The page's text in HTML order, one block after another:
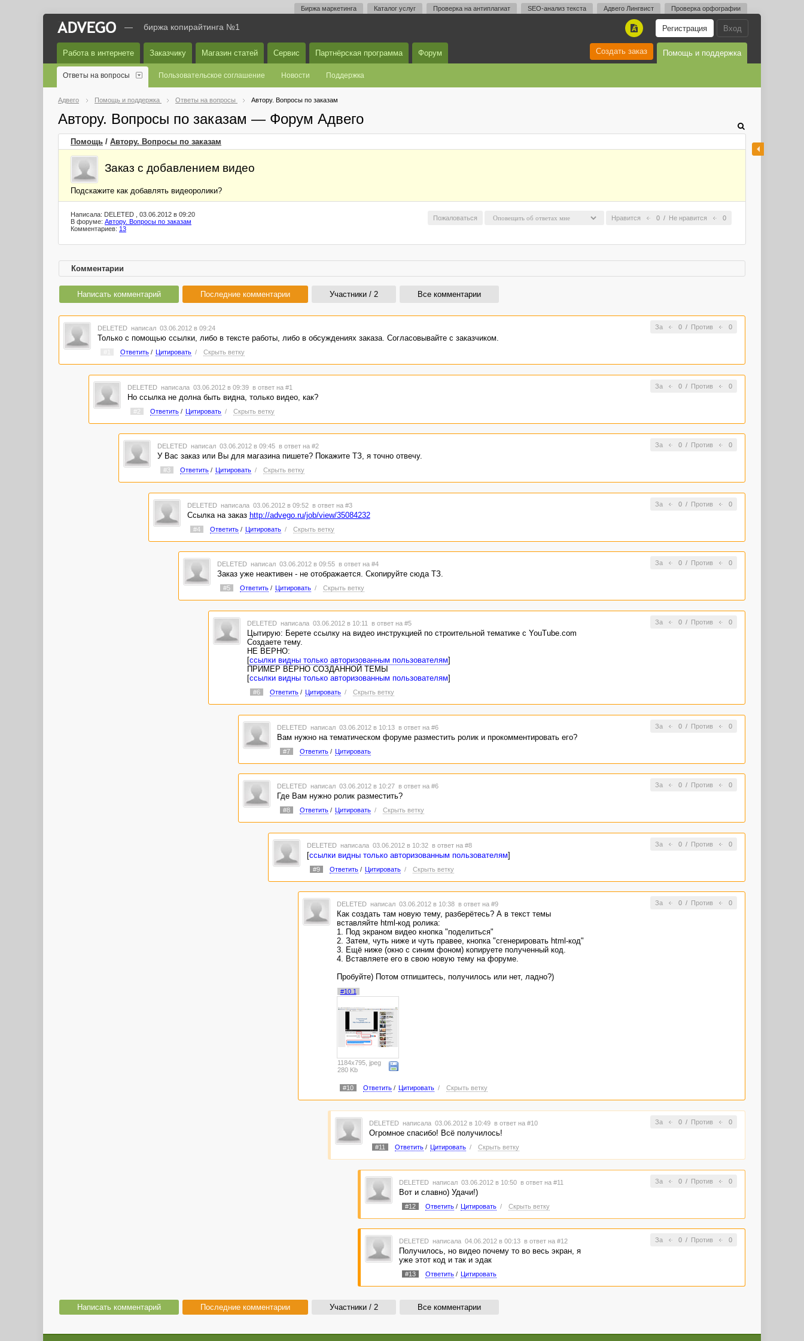
Биржа маркетинга Каталог услуг Проверка на антиплагиат SEO-анализ текста Адвего Лингвист Проверка орфографии
Вход
Регистрация
A
— биржа копирайтинга №1
Работа в интернете Заказчику Магазин статей Сервис Партнёрская программа Форум Помощь и поддержка
Создать заказ
Ответы на вопросы Пользовательское соглашение Новости Поддержка
Адвего Помощь и поддержка Ответы на вопросы Автору. Вопросы по заказам
Автору. Вопросы по заказам — Форум Адвего
Помощь / Автору. Вопросы по заказам
Заказ с добавлением видео
Подскажите как добавлять видеоролики?
Нравится 0 / Не нравится 0
Пожаловаться
Написала: DELETED , 03.06.2012 в 09:20
В форуме: Автору. Вопросы по заказам
Комментариев: 13
Комментарии
Написать комментарий Последние комментарии Участники / 2 Все комментарии
За 0/ Против 0
DELETED написал 03.06.2012 в 09:24
Только с помощью ссылки, либо в тексте работы, либо в обсуждениях заказа. Согласовывайте с заказчиком.
Ответить/ Цитировать / Скрыть ветку
За 0/ Против 0
DELETED написала 03.06.2012 в 09:39 в ответ на #1
Но ссылка не долна быть видна, только видео, как?
#2 Ответить/ Цитировать / Скрыть ветку
За 0/ Против 0
DELETED написал 03.06.2012 в 09:45 в ответ на #2
У Вас заказ или Вы для магазина пишете? Покажите ТЗ, я точно отвечу.
#3 Ответить/ Цитировать / Скрыть ветку
За 0/ Против 0
DELETED написала 03.06.2012 в 09:52 в ответ на #3
Ссылка на заказ http://advego.ru/job/view/35084232
#4 Ответить/ Цитировать / Скрыть ветку
За 0/ Против 0
DELETED написал 03.06.2012 в 09:55 в ответ на #4
Заказ уже неактивен - не отображается. Скопируйте сюда ТЗ.
#5 Ответить/ Цитировать / Скрыть ветку
За 0/ Против 0
DELETED написала 03.06.2012 в 10:11 в ответ на #5
Цытирую: Берете ссылку на видео инструкцией по строительной тематике с YouTube.com
Создаете тему.
НЕ ВЕРНО:
[ссылки видны только авторизованным пользователям]
ПРИМЕР ВЕРНО СОЗДАННОЙ ТЕМЫ
[ссылки видны только авторизованным пользователям]
#6 Ответить/ Цитировать / Скрыть ветку
За 0/ Против 0
DELETED написал 03.06.2012 в 10:13 в ответ на #6
Вам нужно на тематическом форуме разместить ролик и прокомментировать его?
#7 Ответить/ Цитировать
За 0/ Против 0
DELETED написал 03.06.2012 в 10:27 в ответ на #6
Где Вам нужно ролик разместить?
#8 Ответить/ Цитировать / Скрыть ветку
За 0/ Против 0
DELETED написала 03.06.2012 в 10:32 в ответ на #8
[ссылки видны только авторизованным пользователям]
#9 Ответить/ Цитировать / Скрыть ветку
За 0/ Против 0
DELETED написал 03.06.2012 в 10:38 в ответ на #9
Как создать там новую тему, разберётесь? А в текст темы
вставляйте html-код ролика:
1. Под экраном видео кнопка "поделиться"
2. Затем, чуть ниже и чуть правее, кнопка "сгенерировать html-код"
3. Ещё ниже (окно с синим фоном) копируете полученный код.
4. Вставляете его в свою новую тему на форуме.
Пробуйте) Потом отпишитесь, получилось или нет, ладно?)
#10.1
1184x795, jpeg
280 Kb
#10 Ответить/ Цитировать / Скрыть ветку
За 0/ Против 0
DELETED написала 03.06.2012 в 10:49 в ответ на #10
Огромное спасибо! Всё получилось!
#11 Ответить/ Цитировать / Скрыть ветку
За 0/ Против 0
DELETED написал 03.06.2012 в 10:50 в ответ на #11
Вот и славно) Удачи!)
#12 Ответить/ Цитировать / Скрыть ветку
За 0/ Против 0
DELETED написала 04.06.2012 в 00:13 в ответ на #12
Получилось, но видео почему то во весь экран, я
уже этот код и так и эдак
#13 Ответить/ Цитировать
Написать комментарий Последние комментарии Участники / 2 Все комментарии